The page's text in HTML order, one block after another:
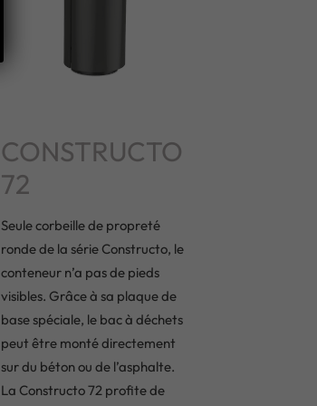
CONSTRUCTO
72
Seule corbeille de propreté
ronde de la série Constructo, le
conteneur n’a pas de pieds
visibles. Grâce à sa plaque de
base spéciale, le bac à déchets
peut être monté directement
sur du béton ou de l’asphalte.
La Constructo 72 profite de